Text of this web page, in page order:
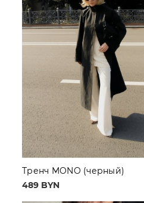
Тренч MONO (черный)
489 BYN